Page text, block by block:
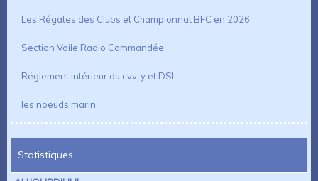
Les Régates des Clubs et Championnat BFC en 2026
Section Voile Radio Commandée
Réglement intérieur du cvv-y et DSI
les noeuds marin
Statistiques